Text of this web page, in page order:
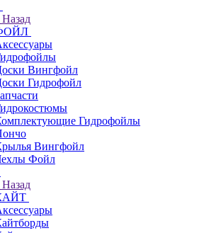
Назад
Вингфойл
Гидрофойл
Гидрофойлы
Вингфойл
Фойл
Назад